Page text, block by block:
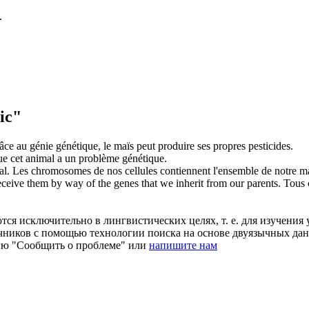
au génie génétique, le maïs peut produire ses propres pesticides.
cet animal a un problème génétique.
Les chromosomes de nos cellules contiennent l'ensemble de notre
them by way of the genes that we inherit from our parents. Tous
исключительно в лингвистических целях, т. е. для
с помощью технологии поиска на основе двуязычных
"Сообщить о проблеме" или напишите нам